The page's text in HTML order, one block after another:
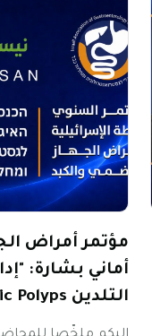
مؤتمر أمراض
أماني بشارة:
التلدين Hyperplastic Polyps."